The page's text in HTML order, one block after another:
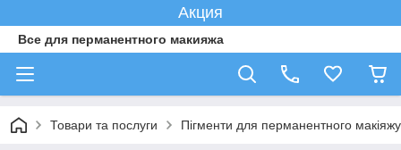
Акция
Все для перманентного макияжа
Товари та послуги Пігменти для перманентного макіяжу